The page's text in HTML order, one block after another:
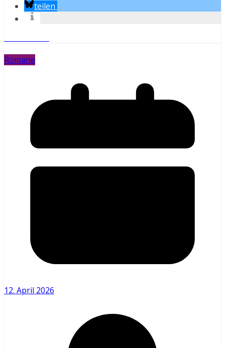
teilen
Romane
12. April 2026